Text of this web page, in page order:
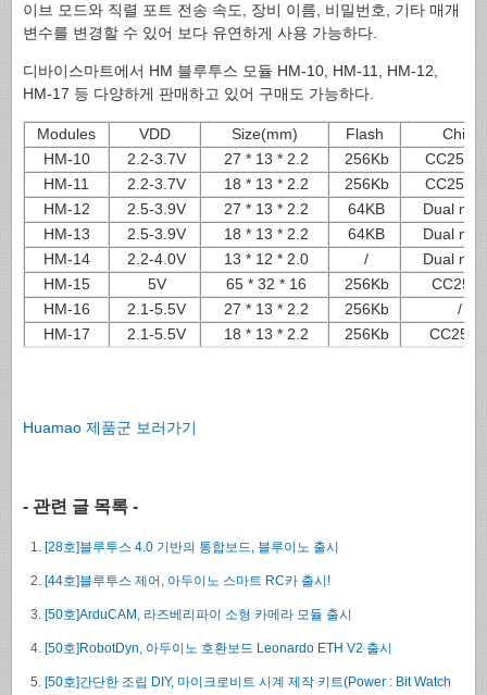
이브 모드와 직렬 포트 전송 속도, 장비 이름, 비밀번호, 기타 매개
변수를 변경할 수 있어 보다 유연하게 사용 가능하다.
디바이스마트에서 HM 블루투스 모듈 HM-10, HM-11, HM-12,
HM-17 등 다양하게 판매하고 있어 구매도 가능하다.
Modules VDD Size(mm) Flash
Chip
HM-10
2.2-3.7V 27 * 13 * 2.2 256Kb
HM-11
2.2-3.7V 18 * 13 * 2.2 256Kb
HM-12
2.5-3.9V 27 * 13 * 2.2 64KB
Dual
HM-13
2.5-3.9V 18 * 13 * 2.2 64KB
Dual
HM-14
2.2-4.0V 13 * 12 * 2.0 /
Dual
HM-15
5V 65 * 32 * 16 256Kb
CC2540
HM-16
2.1-5.5V 27 * 13 * 2.2 256Kb
/
HM-17
2.1-5.5V 18 * 13 * 2.2 256Kb CC2540
Huamao 제품군 보러가기
- 관련 글 목록 -
[28호]블루투스 4.0 기반의 통합보드, 블루이노 출시
[44호]블루투스 제어, 아두이노 스마트 RC카 출시!
[50호]ArduCAM, 라즈베리파이 소형 카메라 모듈 출시
[50호]RobotDyn, 아두이노 호환보드 Leonardo ETH V2 출시
[50호]간단한 조립 DIY, 마이크로비트 시계 제작 키트(Power : Bit Watch